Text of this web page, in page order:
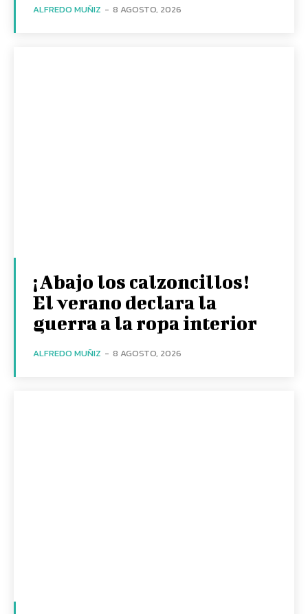
ALFREDO MUÑIZ - 8 AGOSTO, 2026
¡Abajo los calzoncillos!
El verano declara la
guerra a la ropa interior
ALFREDO MUÑIZ - 8 AGOSTO, 2026